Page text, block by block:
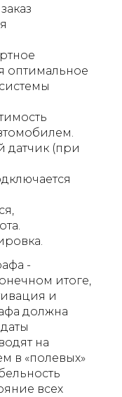
оптимальное
датчик (при
-
итоге,
и
должна
на
в «полевых»
всех